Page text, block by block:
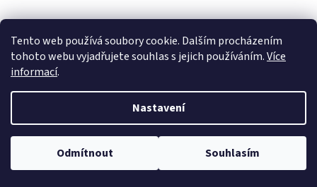
Tento web používá soubory cookie. Dalším procházením
tohoto webu vyjadřujete souhlas s jejich používáním.Více
informací.
Nastavení
Odmítnout Souhlasím
Z
100 % zákazníků Heureka.cz nás doporučuje! Zboží.cz Firmy.cz
Vytvořil Shoptet
Copyright 2026Elektro KVART . Všechna práva vyhrazena.